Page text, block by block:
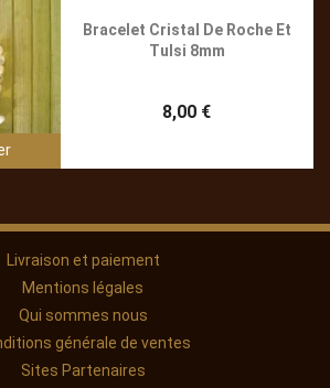
Bracelet Cristal De Roche Et
Tulsi 8mm
8,00 €
Livraison et paiement
Mentions légales
Qui sommes nous
générale de ventes
Sites Partenaires